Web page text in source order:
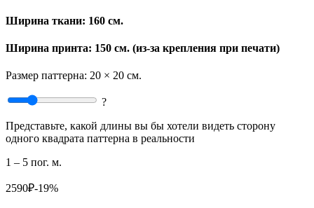
Ширина ткани: 160 см.
Ширина принта: 150 см. (из-за крепления при печати)
Размер паттерна: 20 × 20 см.
?
Представьте, какой длины вы бы хотели видеть сторону
одного квадрата паттерна в реальности
1 – 5 пог. м.
2590₽-19%